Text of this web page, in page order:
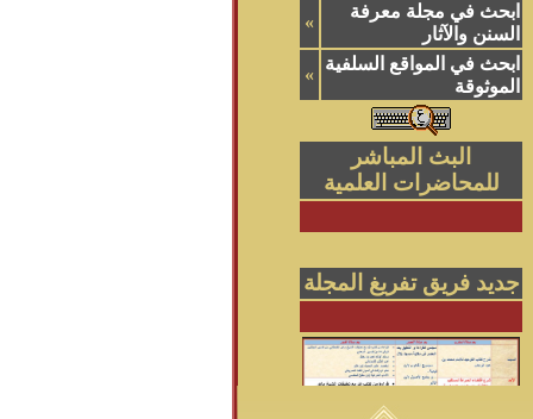
ابحث في مجلة معرفة
السنن والآثار
»
ابحث في المواقع السلفية
الموثوقة
»
البث المباشر
للمحاضرات العلمية
جديد فريق تفريغ المجلة